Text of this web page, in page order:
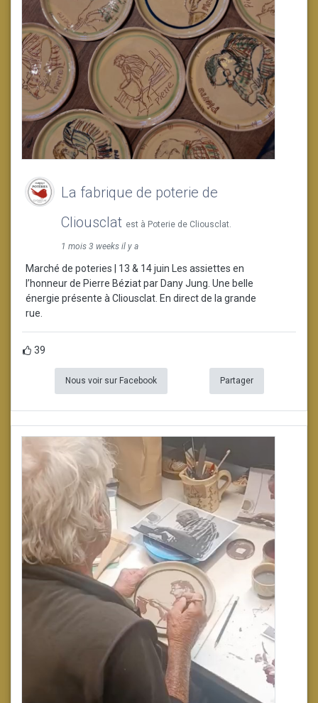
La fabrique de poterie de
Cliousclat est à Poterie de Cliousclat.
1 mois 3 weeks il y a
Marché de poteries | 13 & 14 juin Les assiettes en
l’honneur de Pierre Béziat par Dany Jung. Une belle
énergie présente à Cliousclat. En direct de la grande
rue.
39
Nous voir sur Facebook Partager